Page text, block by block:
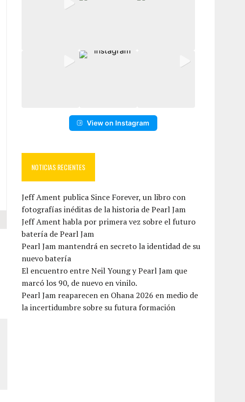
View on Instagram
NOTICIAS RECIENTES
Jeff Ament publica Since Forever, un libro con
fotografías inéditas de la historia de Pearl Jam
Jeff Ament habla por primera vez sobre el futuro
batería de Pearl Jam
Pearl Jam mantendrá en secreto la identidad de su
nuevo batería
El encuentro entre Neil Young y Pearl Jam que
marcó los 90, de nuevo en vinilo.
Pearl Jam reaparecen en Ohana 2026 en medio de
la incertidumbre sobre su futura formación